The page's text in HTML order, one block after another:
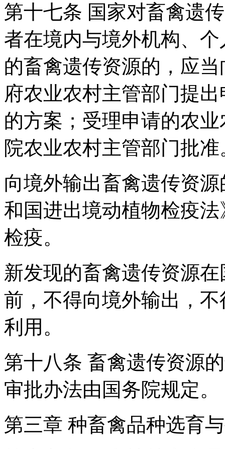
第十七条 国家对畜禽遗
者在境内与境外机构、
的畜禽遗传资源的，应
府农业农村主管部门提
的方案；受理申请的农
院农业农村主管部门批准
向境外输出畜禽遗传资
和国进出境动植物检疫
检疫。
新发现的畜禽遗传资源
前，不得向境外输出，
利用。
第十八条 畜禽遗传资源
审批办法由国务院规定。
第三章 种畜禽品种选育